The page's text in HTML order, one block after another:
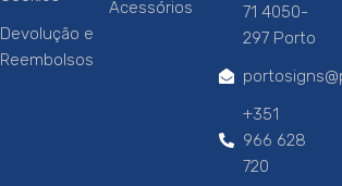
Devolução e
Reembolsos
Acessórios
71 4050-
297 Porto
+351
966 628
720